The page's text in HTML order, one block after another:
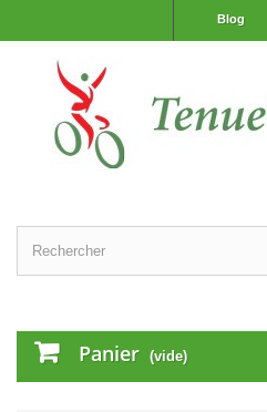
Blog
Panier (vide)